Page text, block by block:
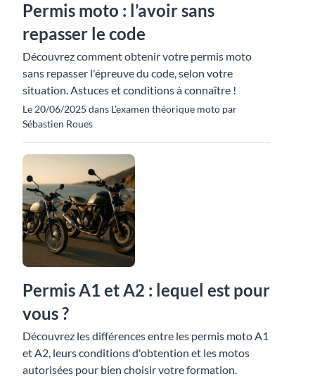
Permis moto : l’avoir sans
repasser le code
Découvrez comment obtenir votre permis moto
sans repasser l'épreuve du code, selon votre
situation. Astuces et conditions à connaître !
Le 20/06/2025 dans L'examen théorique moto par
Sébastien Roues
Permis A1 et A2 : lequel est pour
vous ?
Découvrez les différences entre les permis moto A1
et A2, leurs conditions d'obtention et les motos
autorisées pour bien choisir votre formation.